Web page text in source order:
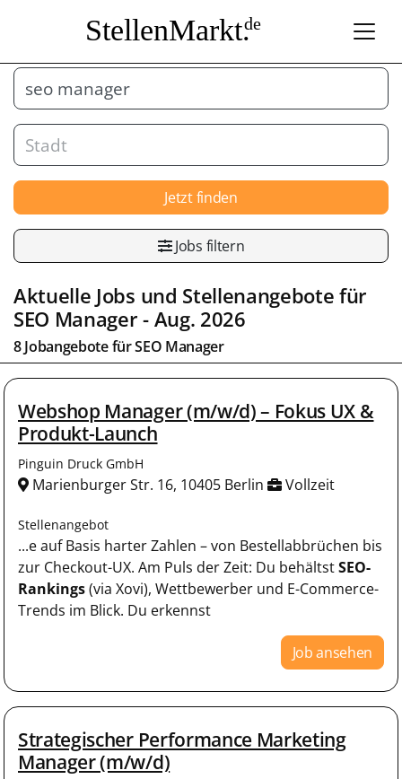
StellenMarkt.de
Jetzt finden
Jobs filtern
Aktuelle Jobs und Stellenangebote für
SEO Manager- Aug. 2026
8 Jobangebote fürSEO Manager
Webshop Manager (m/w/d) – Fokus UX &
Produkt-Launch
Pinguin Druck GmbH
Marienburger Str. 16, 10405 Berlin Vollzeit
Stellenangebot
...e auf Basis harter Zahlen – von Bestellabbrüchen bis
zur Checkout-UX. Am Puls der Zeit: Du behältstSEO-
Rankings(via Xovi), Wettbewerber und E-Commerce-
Trends im Blick. Du erkennst
Job ansehen
Strategischer Performance Marketing
Manager (m/w/d)